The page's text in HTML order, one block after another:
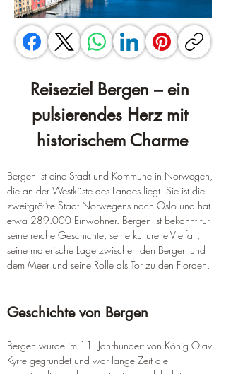
Reiseziel Bergen – ein
pulsierendes Herz mit
historischem Charme
Bergen ist eine Stadt und Kommune in Norwegen,
die an der Westküste des Landes liegt. Sie ist die
zweitgrößte Stadt Norwegens nach Oslo und hat
etwa 289.000 Einwohner. Bergen ist bekannt für
seine reiche Geschichte, seine kulturelle Vielfalt,
seine malerische Lage zwischen den Bergen und
dem Meer und seine Rolle als Tor zu den Fjorden.
Geschichte von Bergen
Bergen wurde im 11. Jahrhundert von König Olav
Kyrre gegründet und war lange Zeit die